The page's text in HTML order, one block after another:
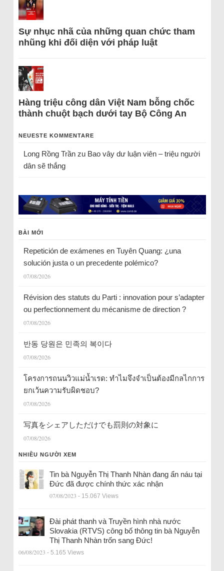
Sự nhục nhã của những quan chức tham
nhũng khi đối diện với pháp luật
Hàng triệu công dân Việt Nam bỗng chốc
thành chuột bạch dưới tay Bộ Công An
NEUESTE KOMMENTARE
Long Rồng Trầnzu Bao vây dư luận viên – triệu người
dân sẽ thắng
BÀI MỚI
Repetición de exámenes en Tuyên Quang: ¿una
solución justa o un precedente polémico?
07/08/2026
Révision des statuts du Parti : innovation pour s’adapter
ou perfectionnement du mécanisme de direction ?
07/08/2026
반동 당원은 민족의 복이다
07/08/2026
โครงการถนนวิวแม่น้ำเรด: ทำไมจึงจำเป็นต้องมีกลไกการ
ยกเว้นความรับผิดชอบ?
07/08/2026
写真をシェアしただけでも罰則の対象に
07/08/2026
NHIỀU NGƯỜI XEM
Tin bà Nguyễn Thị Thanh Nhàn đang ẩn náu tại
Đức đã được chính thức xác nhận
07/08/2023 - 15.067 Views
Đài phát thanh và Truyền hình nhà nước
Slovakia (RTVS) công bố thông tin bà Nguyễn
Thị Thanh Nhàn trốn sang Đức!
06/08/2023 - 5.165 Views